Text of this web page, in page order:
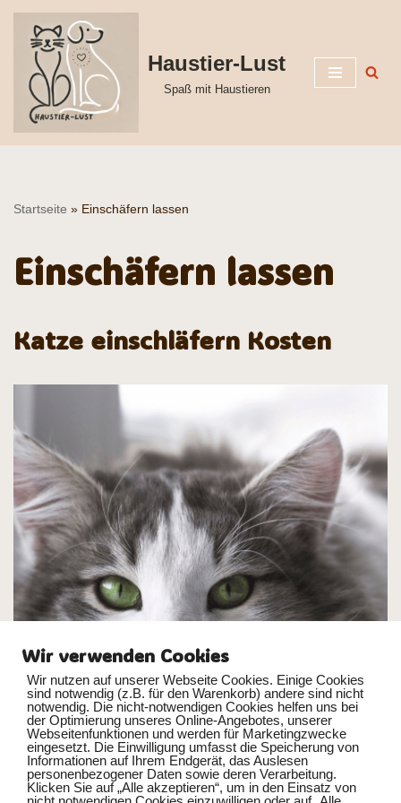
Zum
Inhalt
springen
Haustier-Lust
Spaß mit Haustieren
Startseite » Einschäfern lassen
Einschäfern lassen
Katze einschläfern Kosten
Nach 18 wundervollen Jahren an der Seite meiner treuen Katze
Wir verwenden Cookies
Wir nutzen auf unserer Webseite Cookies. Einige Cookies
sind notwendig (z.B. für den Warenkorb) andere sind nicht
notwendig. Die nicht-notwendigen Cookies helfen uns bei
der Optimierung unseres Online-Angebotes, unserer
Webseitenfunktionen und werden für Marketingzwecke
eingesetzt. Die Einwilligung umfasst die Speicherung von
Informationen auf Ihrem Endgerät, das Auslesen
personenbezogener Daten sowie deren Verarbeitung.
Klicken Sie auf „Alle akzeptieren“, um in den Einsatz von